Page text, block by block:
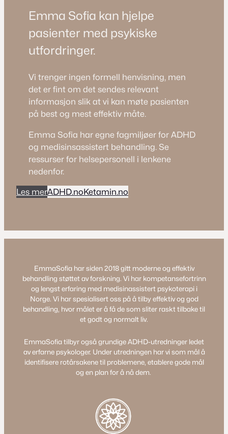
Emma Sofia kan hjelpe
pasienter med psykiske
utfordringer.
Vi trenger ingen formell henvisning, men
det er fint om det sendes relevant
informasjon slik at vi kan møte pasienten
på best og mest effektiv måte.
Emma Sofia har egne fagmiljøer for ADHD
og medisinsassistert behandling. Se
ressurser for helsepersonell i lenkene
nedenfor.
Les merADHD.noKetamin.no
EmmaSofia har siden 2018 gitt moderne og effektiv
behandling støttet av forskning. Vi har kompetansefortrinn
og lengst erfaring med medisinassistert psykoterapi i
Norge. Vi har spesialisert oss på å tilby effektiv og god
behandling, hvor målet er å få de som sliter raskt tilbake til
et godt og normalt liv.
EmmaSofia tilbyr også grundige ADHD-utredninger ledet
av erfarne psykologer. Under utredningen har vi som mål å
identifisere rotårsakene til problemene, etablere gode mål
og en plan for å nå dem.